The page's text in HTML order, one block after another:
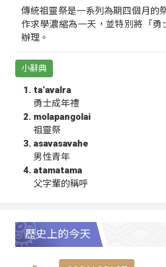
傳統祖靈祭是一系列為期四個月的
作求學濃縮為一天，並特別將「勇
辦理。
小辭典
ta‘avalra
勇士成年禮
molapangolai
祖靈祭
asavasavahe
男性青年
atamatama
父字輩的稱呼
歷史上的今天